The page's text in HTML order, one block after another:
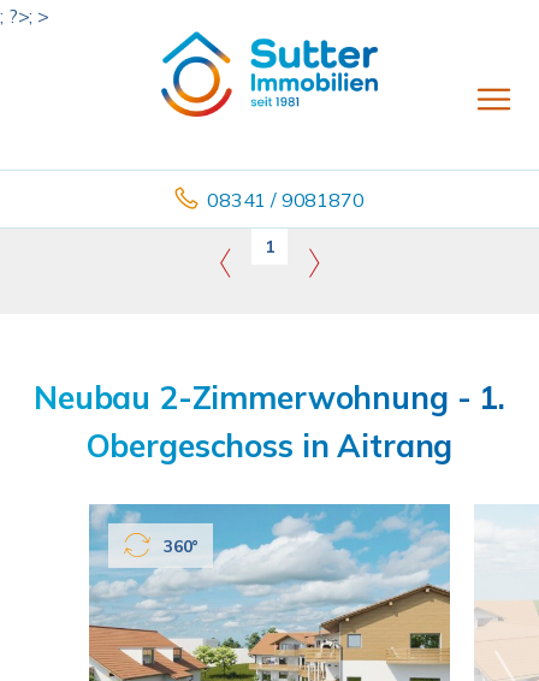
; ?>; >
08341 / 9081870
1
Neubau 2-Zimmerwohnung - 1.
Obergeschoss in Aitrang
360°